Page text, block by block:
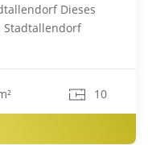
Dieses
Stadtallendorf
10